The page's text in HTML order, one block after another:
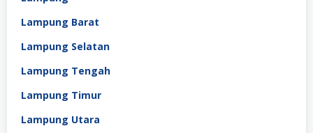
Lampung Barat
Lampung Selatan
Lampung Tengah
Lampung Timur
Lampung Utara